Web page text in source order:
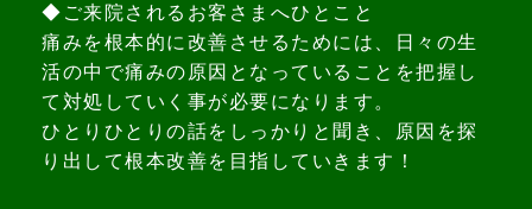
◆ご来院されるお客さまへひとこと
痛みを根本的に改善させるためには、日々の生
活の中で痛みの原因となっていることを把握し
て対処していく事が必要になります。
ひとりひとりの話をしっかりと聞き、原因を探
り出して根本改善を目指していきます！